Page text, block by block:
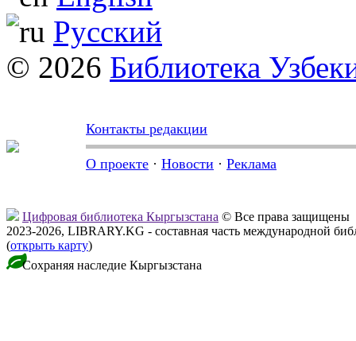
Русский
© 2026 Библиотека
Контакты редакции
О проекте · Новости · Реклама
Цифровая библиотека Кыргызстана © Все права защищены
2023-2026, LIBRARY.KG - составная часть международной
(открыть карту)
Сохраняя наследие Кыргызстана